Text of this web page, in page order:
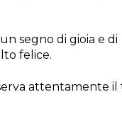
segno di gioia e di
felice.
attentamente il